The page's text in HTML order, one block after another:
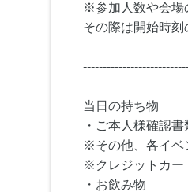
※参加人数や会場
その際は開始時刻
当日の持ち物
・ご本人様確認
※その他、各イベ
※クレジットカー
・お飲み物